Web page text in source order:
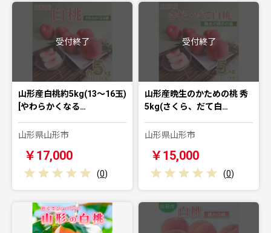
受付終了
山形産白桃約5kg(13～16玉)
[やわらかくなる…
山形県山形市
￥17,000
(0)
受付終了
山形産晩生のかための桃 秀
5kg(さくら、だて白…
山形県山形市
￥15,000
(0)